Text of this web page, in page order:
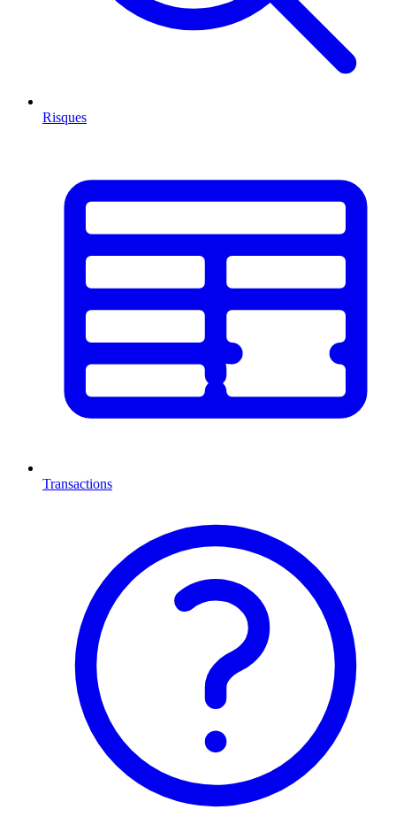
Risques
Transactions